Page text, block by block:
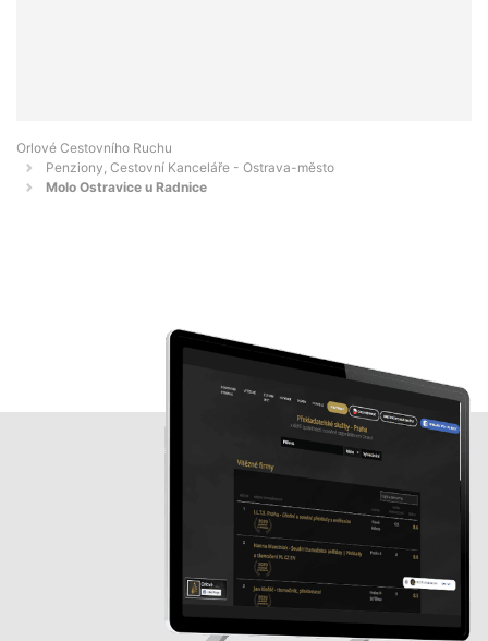
Orlové Cestovního Ruchu
Penziony, Cestovní Kanceláře - Ostrava-město
Molo Ostravice u Radnice